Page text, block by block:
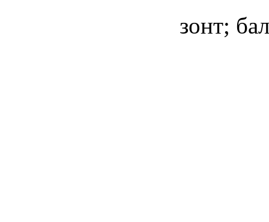
зонт;